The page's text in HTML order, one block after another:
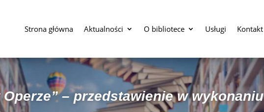
Strona główna Aktualności O bibliotece Usługi Kontakt
Operze” – przedstawienie w wykonaniu